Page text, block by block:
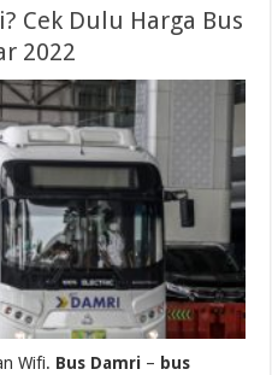
Cek Dulu Harga Bus
2022
Wifi. Bus Damri – bus